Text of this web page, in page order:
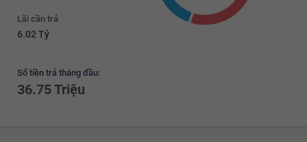
Lãi cần trả
6.02 Tỷ
Số tiền trả tháng đầu:
36.75 Triệu